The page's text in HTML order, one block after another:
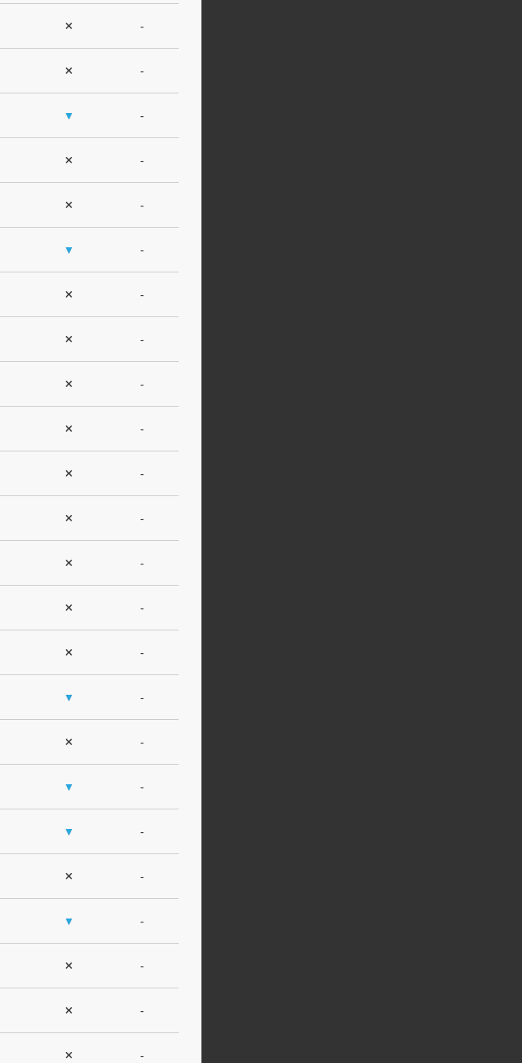
✕ -
✕ -
▼ -
✕ -
✕ -
▼ -
✕ -
✕ -
✕ -
✕ -
✕ -
✕ -
✕ -
✕ -
✕ -
▼ -
✕ -
▼ -
▼ -
✕ -
▼ -
✕ -
✕ -
✕ -